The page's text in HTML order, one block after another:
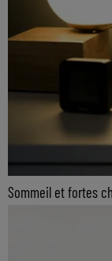
Sommeil et fortes